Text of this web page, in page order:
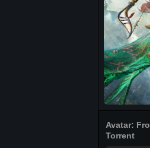
Avatar:
Torrent